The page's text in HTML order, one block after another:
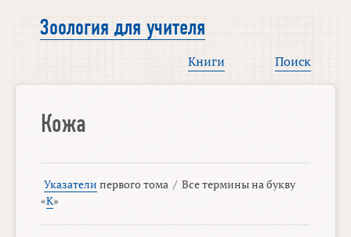
Зоология для учителя
Книги Поиск
Кожа
Указатели первого тома / Все термины на букву
«К»